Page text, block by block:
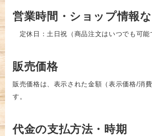
営業時間・ショップ情報
定休日：土日祝（商品注文はいつでも可能
販売価格
販売価格は、表示された金額（表示価格/消
す。
代金の支払方法・時期